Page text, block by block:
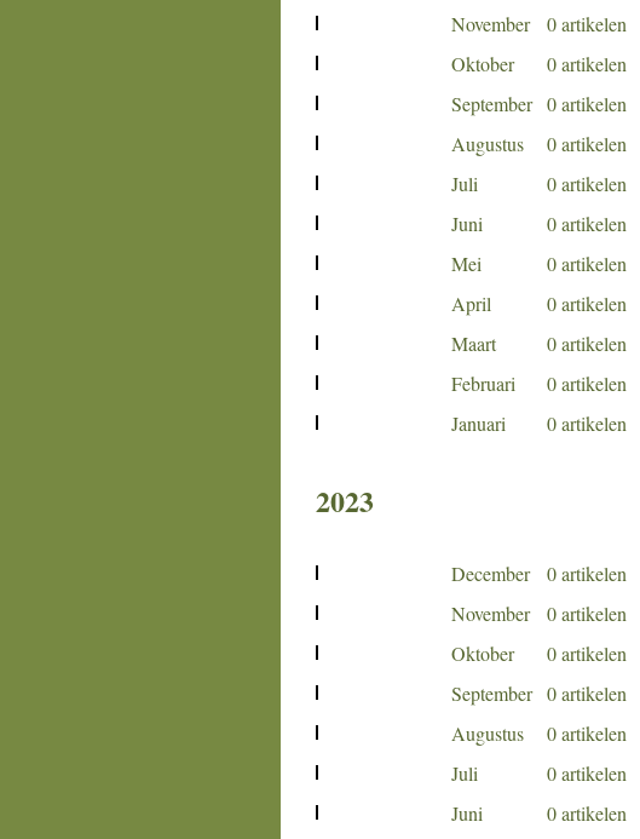
November
0 artikelen
Oktober
0 artikelen
September 0 artikelen
Augustus
0 artikelen
Juli
0 artikelen
Juni
0 artikelen
Mei
0 artikelen
April
0 artikelen
Maart
0 artikelen
Februari
0 artikelen
Januari
0 artikelen
2023
December 0 artikelen
November
0 artikelen
Oktober
0 artikelen
September 0 artikelen
Augustus
0 artikelen
Juli
0 artikelen
Juni
0 artikelen